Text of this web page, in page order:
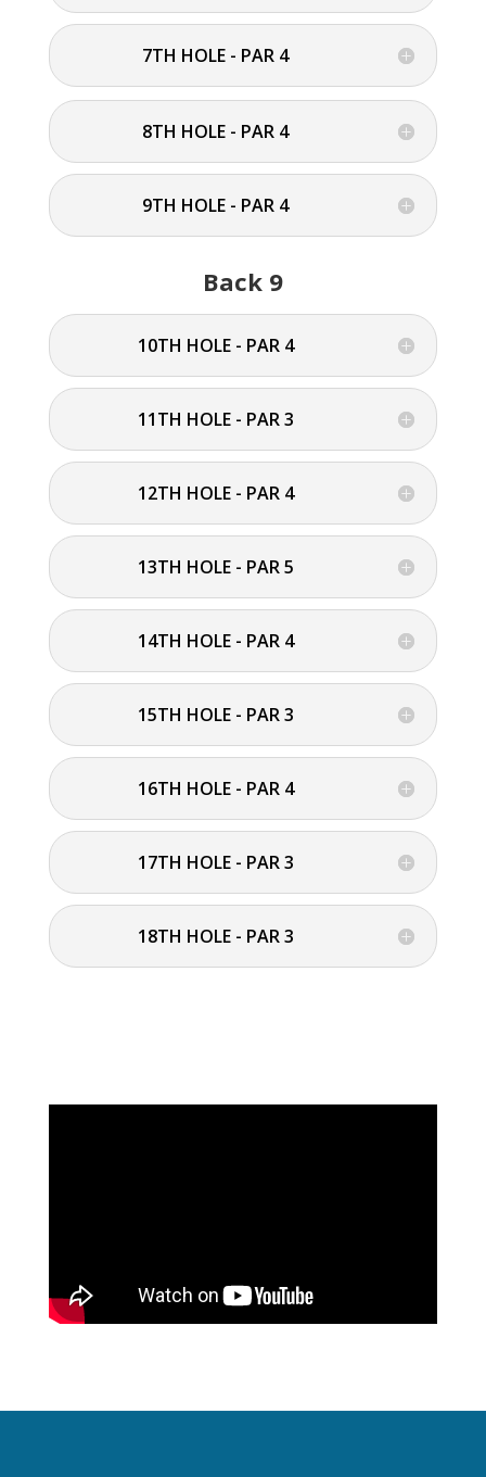
7TH HOLE - PAR 4
8TH HOLE - PAR 4
9TH HOLE - PAR 4
Back 9
10TH HOLE - PAR 4
11TH HOLE - PAR 3
12TH HOLE - PAR 4
13TH HOLE - PAR 5
14TH HOLE - PAR 4
15TH HOLE - PAR 3
16TH HOLE - PAR 4
17TH HOLE - PAR 3
18TH HOLE - PAR 3